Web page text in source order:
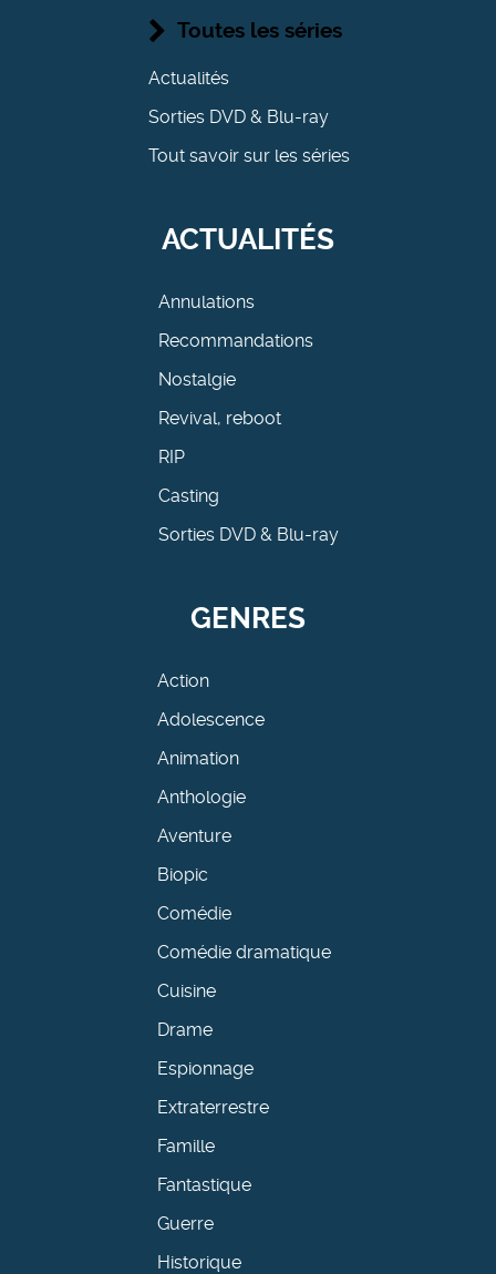
Toutes les séries
Actualités
Sorties DVD & Blu-ray
Tout savoir sur les séries
ACTUALITÉS
Annulations
Recommandations
Nostalgie
Revival, reboot
RIP
Casting
Sorties DVD & Blu-ray
GENRES
Action
Adolescence
Animation
Anthologie
Aventure
Biopic
Comédie
Comédie dramatique
Cuisine
Drame
Espionnage
Extraterrestre
Famille
Fantastique
Guerre
Historique